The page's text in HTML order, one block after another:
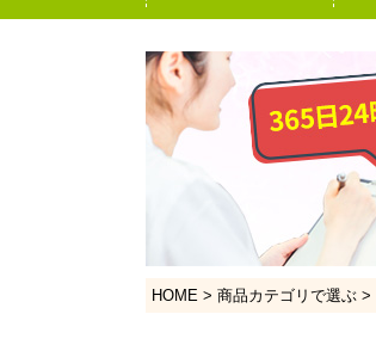
HOME 商品カテゴリで選ぶ